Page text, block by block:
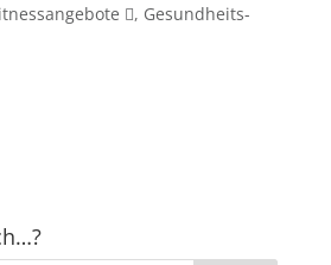
, Gesundheits-